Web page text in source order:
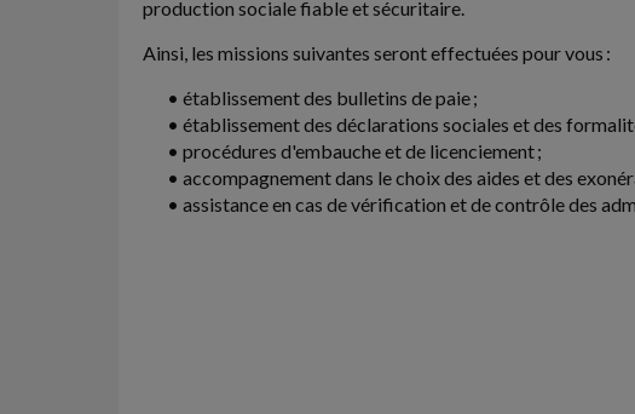
production sociale fiable et sécuritaire.
Ainsi, les missions suivantes seront effectuées pour vous :
• établissement des bulletins de paie ;
• établissement des déclarations sociales et des
• procédures d'embauche et de licenciement ;
• accompagnement dans le choix des aides et des
• assistance en cas de vérification et de contrôle des